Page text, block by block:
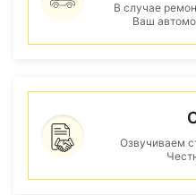
В случае
Ваш
Озвучиваем